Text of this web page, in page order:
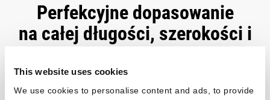
This website uses cookies
We use cookies to personalise content and ads, to provide
Perfekcyjne dopasowanie
na całej długości, szerokości i
Ekstra wysokie prześcieradło BODYGUARD
standardowych szerokościach dla łóżek pojedynczych lub